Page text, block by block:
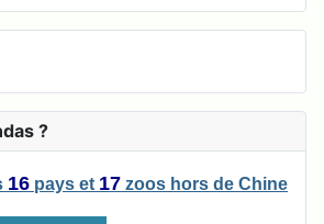
?
16 pays et 17 zoos hors de Chine